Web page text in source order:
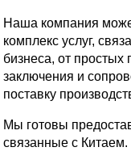
Наша компания
комплекс услуг,
бизнеса, от простых
заключения и
поставку
Мы готовы
связанные с Китаем.